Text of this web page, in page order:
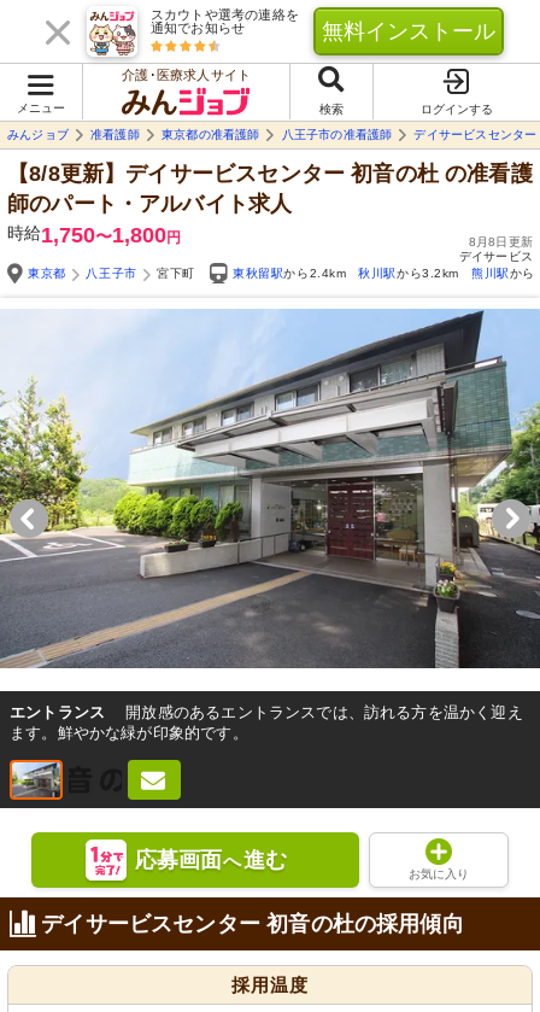
スカウトや選考の連絡を
通知でお知らせ
無料インストール
メニュー
介護･医療求人サイト
検索
ログインする
みんジョブ
准看護師 東京都の准看護師 八王子市の准看護師 デイサービスセンター
【8/8更新】デイサービスセンター 初音の杜の准看護
師のパート・アルバイト求人
時給1,750〜1,800円
8月8日更新
デイサービス
東京都
八王子市 宮下町 東秋留駅から2.4km 秋川駅から3.2km 熊川駅から
エントランス
開放感のあるエントランスでは、訪れる方を温かく迎え
ます。鮮やかな緑が印象的です。
応募画面へ進む
お気に入り
デイサービスセンター 初音の杜の採用傾向
採用温度